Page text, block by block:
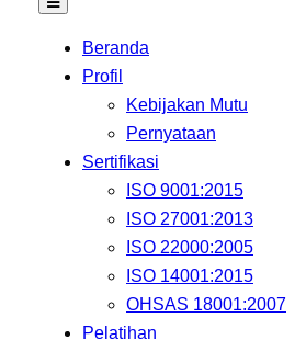
Beranda
Profil
Kebijakan Mutu
Pernyataan
Sertifikasi
ISO 9001:2015
ISO 27001:2013
ISO 22000:2005
ISO 14001:2015
OHSAS 18001:2007
Pelatihan